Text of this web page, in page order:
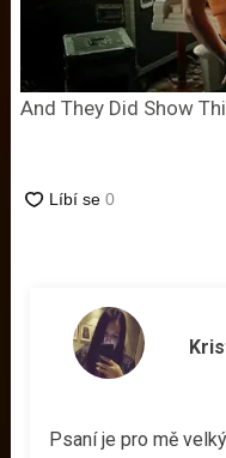
And They Did Show
Psaní je pro mě